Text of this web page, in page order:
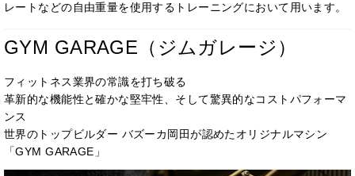
レートなどの自由重量を使用するトレーニングにおいて用います。
GYM GARAGE（ジムガレージ）
フィットネス業界の常識を打ち破る
革新的な機能性と確かな堅牢性、そして驚異的なコストパフォーマ
ンス
世界のトップビルダー バズーカ岡田が認めたオリジナルマシン
「GYM GARAGE」